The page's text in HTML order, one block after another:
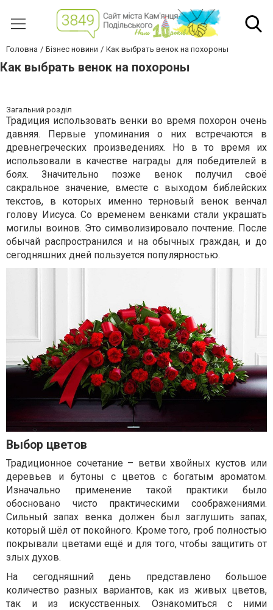
Головна Бізнес новини Как выбрать венок на похороны
Как выбрать венок на похороны
Загальний розділ
Традиция использовать венки во время похорон очень
давняя. Первые упоминания о них встречаются в
древнегреческих произведениях. Но в то время их
использовали в качестве награды для победителей в
боях. Значительно позже венок получил своё
сакральное значение, вместе с выходом библейских
текстов, в которых именно терновый венок венчал
голову Иисуса. Со временем венками стали украшать
могилы воинов. Это символизировало почтение. После
обычай распространился и на обычных граждан, и до
сегодняшних дней пользуется популярностью.
Выбор цветов
Традиционное сочетание – ветви хвойных кустов или
деревьев и бутоны с цветов с богатым ароматом.
Изначально применение такой практики было
обосновано чисто практическими соображениями.
Сильный запах венка должен был заглушить запах,
который шёл от покойного. Кроме того, гроб полностью
покрывали цветами ещё и для того, чтобы защитить от
злых духов.
На сегодняшний день представлено большое
количество разных вариантов, как из живых цветов,
так и из искусственных. Ознакомиться с ними